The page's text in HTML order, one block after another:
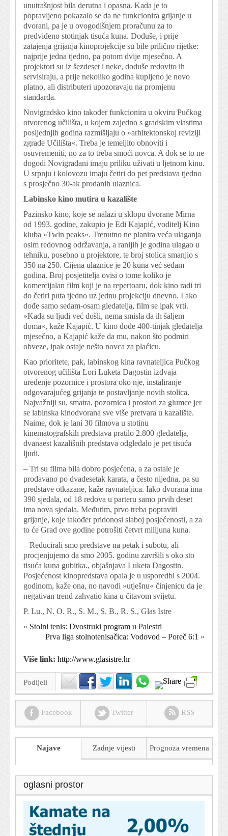
unutrašnjost bila derutna i opasna. Kada je to
popravljeno pokazalo se da ne funkcionira grijanje u
dvorani, pa je u ovogodišnjem proračunu za to
predviđeno stotinjak tisuća kuna. Doduše, i prije
zatajenja grijanja kinoprojekcije su bile prilično rijetke:
najprije jedna tjedno, pa potom dvije mjesečno. A
projektori su iz šezdeset i neke, doduše redovito ih
servisiraju, a prije nekoliko godina kupljeno je novo
platno, ali distributeri upozoravaju na promjenu
standarda.
Novigradsko kino također funkcionira u okviru Pučkog
otvorenog učilišta, u kojem zajedno s gradskim vlastima
posljednjih godina razmišljaju o »arhitektonskoj reviziji
zgrade Učilišta«. Treba je temeljito obnoviti i
osuvremeniti, no za to treba smoći novca. A dok se to ne
dogodi Novigrađani imaju priliku uživati u ljetnom kinu.
U srpnju i kolovozu imaju četiri do pet predstava tjedno
s prosječno 30-ak prodanih ulaznica.
Labinsko kino mutira u kazalište
Pazinsko kino, koje se nalazi u sklopu dvorane Mirna
od 1993. godine, zakupio je Edi Kajapić, voditelj Kino
kluba »Twin peaks«. Trenutno ne planira veća ulaganja
osim redovnog održavanja, a ranijih je godina ulagao u
tehniku, posebno u projektore, te broj stolica smanjio s
350 na 250. Cijena ulaznice je 20 kuna već sedam
godina. Broj posjetitelja ovisi o tome koliko je
komercijalan film koji je na repertoaru, dok kino radi tri
do četiri puta tjedno uz jednu projekciju dnevno. I ako
dođe samo sedam-osam gledatelja, film se ipak vrti.
»Kada su ljudi već došli, nema smisla da ih šaljem
doma«, kaže Kajapić. U kino dođe 400-tinjak gledatelja
mjesečno, a Kajapić kaže da mu, nakon što podmiri
obveze, ipak ostaje nešto novca za plaćicu.
Kao prioritete, pak, labinskog kina ravnateljica Pučkog
otvorenog učilišta Lori Luketa Dagostin izdvaja
uređenje pozornice i prostora oko nje, instaliranje
odgovarajućeg grijanja te postavljanje novih stolica.
Najvažniji su, smatra, pozornica i prostori za glumce jer
se labinska kinodvorana sve više pretvara u kazalište.
Naime, dok je lani 30 filmova u stotinu
kinematografskih predstava pratilo 2.800 gledatelja,
dvanaest kazališnih predstava odgledalo je pet tisuća
ljudi.
– Tri su filma bila dobro posjećena, a za ostale je
prodavano po dvadesetak karata, a često nijedna, pa su
predstave otkazane, kaže ravnateljica. Iako dvorana ima
390 sjedala, od 18 redova u parteru samo prvih deset
ima nova sjedala. Međutim, prvo treba popraviti
grijanje, koje također pridonosi slaboj posjećenosti, a za
to će Grad ove godine potrošiti četvrt milijuna kuna.
– Reducirali smo predstave na petak i subotu, ali
procjenjujemo da smo 2005. godinu završili s oko sto
tisuća kuna gubitka., objašnjava Luketa Dagostin.
Posjećenost kinopredstava opala je u usporedbi s 2004.
godinom, kaže ona, no navodi »utješnu« činjenicu da je
negativan trend zahvatio kina u čitavom svijetu.
P. Lu., N. O. R., S. M., S. B., R. S., Glas Istre
« Stolni tenis: Dvostruki program u Palestri
Prva liga stolnotenisačica: Vodovod – Poreč 6:1 »
Više link: http://www.glasistre.hr
Podijeli
Facebook Twitter RSS
Najave Zadnje vijesti Prognoza vremena
oglasni prostor